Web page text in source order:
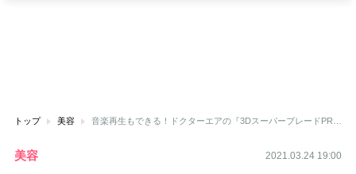
トップ 美容
美容 2021.03.24 19:00